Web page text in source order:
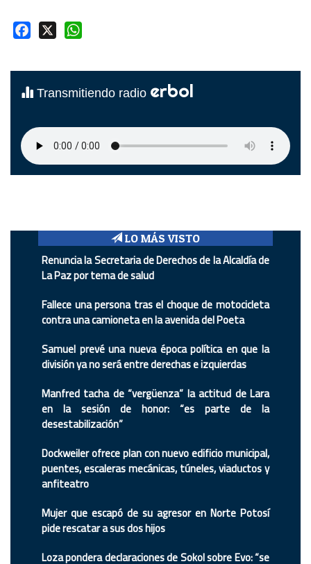
Facebook
Transmitiendo radio erbol
LO MÁS VISTO
Renuncia la Secretaria de Derechos de la Alcaldía de
La Paz por tema de salud
Fallece una persona tras el choque de motocicleta
contra una camioneta en la avenida del Poeta
Samuel prevé una nueva época política en que la
división ya no será entre derechas e izquierdas
Manfred tacha de “vergüenza” la actitud de Lara
en la sesión de honor: “es parte de la
desestabilización”
Dockweiler ofrece plan con nuevo edificio municipal,
puentes, escaleras mecánicas, túneles, viaductos y
anfiteatro
Mujer que escapó de su agresor en Norte Potosí
pide rescatar a sus dos hijos
Loza pondera declaraciones de Sokol sobre Evo: “se